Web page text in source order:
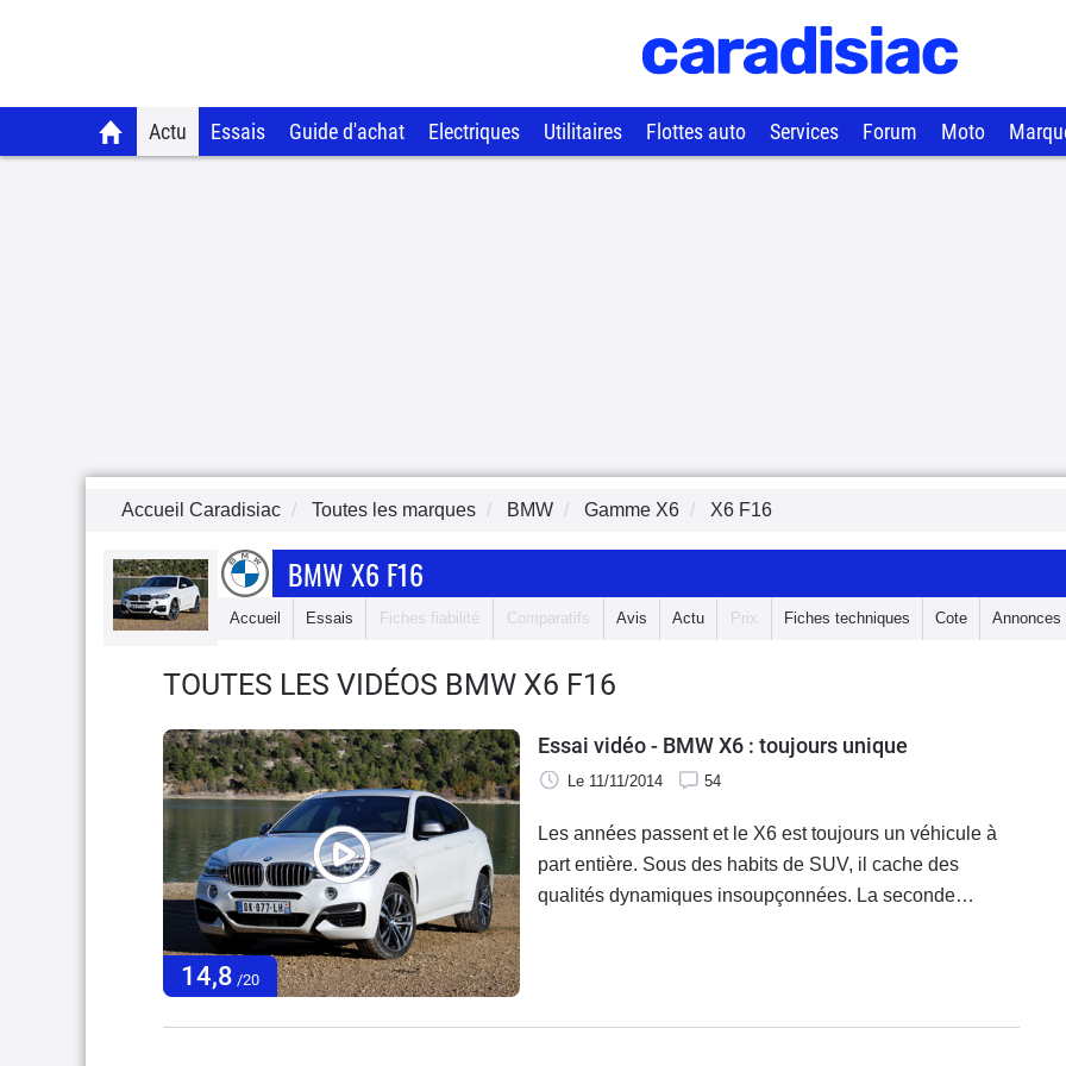
Actu Essais Guide d'achat Electriques Utilitaires Flottes auto Services Forum Moto
Accueil Caradisiac Toutes les marques BMW Gamme X6 X6 F16
BMW X6 F16
Accueil Essais Fiches fiabilité Comparatifs Avis Actu Prix Fiches techniques Cote Annonces
TOUTES LES VIDÉOS BMW X6 F16
14,8 /20
Essai vidéo - BMW X6 : toujours unique
Le 11/11/2014 54
Les années passent et le X6 est toujours un véhicule à
part entière. Sous des habits de SUV, il cache des
qualités dynamiques insoupçonnées. La seconde